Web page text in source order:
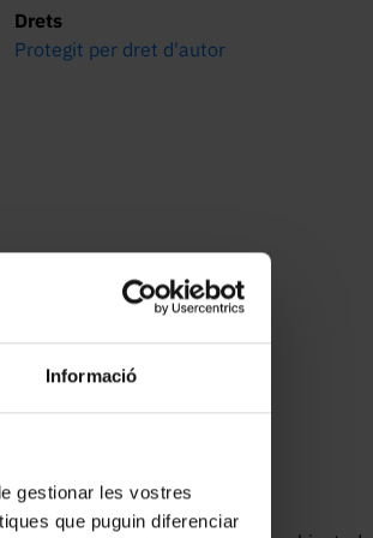
Informació
gestionar les vostres
que puguin diferenciar
Drets
Protegit per dret d'autor